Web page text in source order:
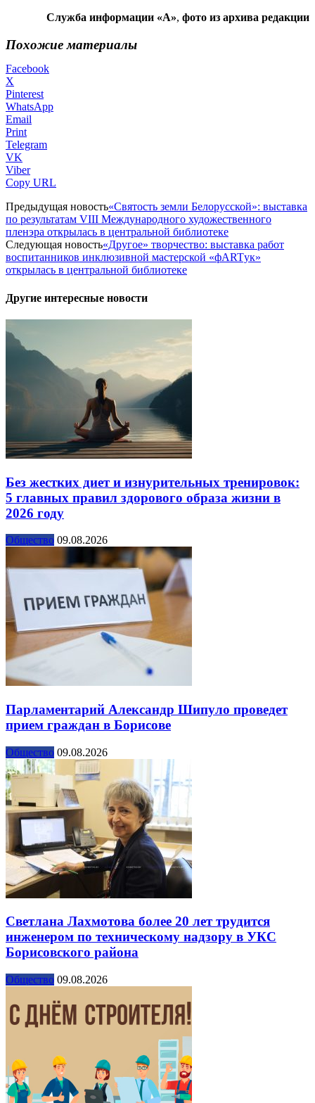
Служба информации «А», фото из архива редакции
Похожие материалы
Facebook
X
Pinterest
WhatsApp
Email
Print
Telegram
VK
Viber
Copy URL
Предыдущая новость«Святость земли Белорусской»: выставка
по результатам VIII Международного художественного
пленэра открылась в центральной библиотеке
Следующая новость«Другое» творчество: выставка работ
воспитанников инклюзивной мастерской «фARTук»
открылась в центральной библиотеке
Другие интересные новости
Без жестких диет и изнурительных тренировок:
5 главных правил здорового образа жизни в
2026 году
Общество 09.08.2026
Парламентарий Александр Шипуло проведет
прием граждан в Борисове
Общество 09.08.2026
Светлана Лахмотова более 20 лет трудится
инженером по техническому надзору в УКС
Борисовского района
Общество 09.08.2026